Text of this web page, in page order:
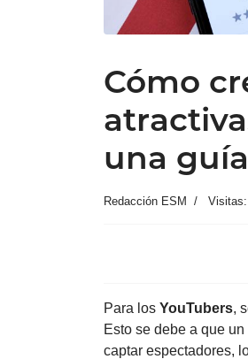
Cómo
una
Redacción ESM Visitas:
Para los YouTubers,
Esto se debe a que
captar espectadores,